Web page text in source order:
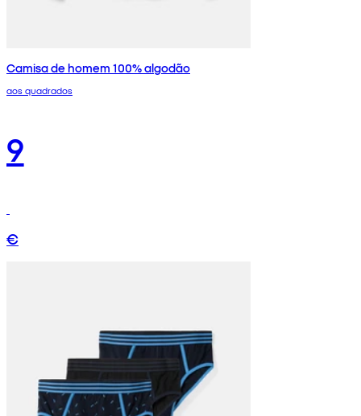
Camisa de homem 100% algodão
aos quadrados
9
€